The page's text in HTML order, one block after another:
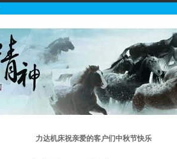
力达机床祝亲爱的客户们中秋节快乐